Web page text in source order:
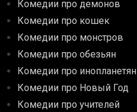
Комедии про демонов
Комедии про кошек
Комедии про монстров
Комедии про обезьян
Комедии про инопланетян
Комедии про Новый Год
Комедии про учителей